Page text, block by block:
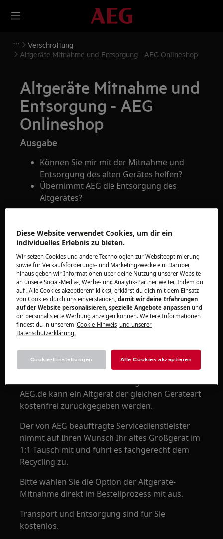
Verschrottung
Altgeräte Mitnahme und Entsorgung - AEG Onlineshop
Altgeräte Mitnahme und
Entsorgung - AEG
Onlineshop
Ausgabe
Können Sie mir mit der Mitnahme und
Entsorgung des alten Gerätes helfen?
Übernimmt AEG die Entsorgung des
Altgerätes?
Entsorgung von Haushaltsgroßgeräten bei
einem Kauf über AEG.de
Lösung
Möglichkeit der Altgeräte Mitnahme:
Beim Kauf eines neuen Elektrogeräts über
AEG.de kann ein Altgerät der gleichen Geräteart
kostenfrei zurückgegeben werden.
Der von AEG beauftragte Servicedienstleister
nimmt auf Ihren Wunsch Ihr altes Großgerät im
1:1 Tausch mit und führt es fachgerecht dem
Recycling zu.
Bitte wählen Sie die Option der Altgeräte-
Mitnahme direkt im Bestellprozess mit aus.
Transport und Entsorgung sind für Sie
kostenlos.
Diese Website verwendet Cookies, um dir ein
individuelles Erlebnis zu bieten.
Wir setzen Cookies und andere Technologien zur Websiteoptimierung
sowie für Verkaufsförderungs- und Marketingzwecke ein. Darüber
hinaus geben wir Informationen über deine Nutzung unserer Website
an unsere Social-Media-, Werbe- und Analytik-Partner weiter. Indem du
auf „Alle Cookies akzeptieren“ klickst, erklärst du dich mit dem Einsatz
von Cookies durch uns einverstanden,damit wir deine Erfahrungen
auf der Website personalisieren, spezielle Angebote anpassen und
dir personalisierte Werbung anzeigen können. Weitere Informationen
findest du in unserem Cookie-Hinweis und unserer
Datenschutzerklärung.
Cookie-Einstellungen Alle Cookies akzeptieren